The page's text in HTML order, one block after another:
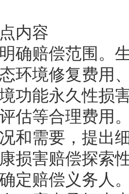
内容
赔偿范围。生
环境修复费用
功能永久性损
估等合理费用
和需要，提出
损害赔偿探索
赔偿义务人。